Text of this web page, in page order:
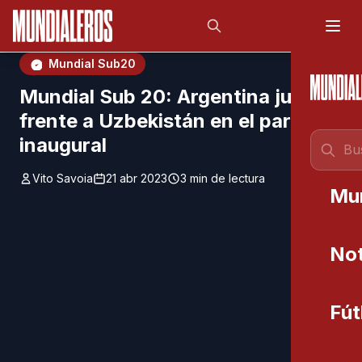
Saltar al contenido principal
Mundial Sub20
Mundial Sub 20: Argentina jugará
frente a Uzbekistán en el partido
inaugural
Vito Savoia 21 abr 2023 3 min de lectura